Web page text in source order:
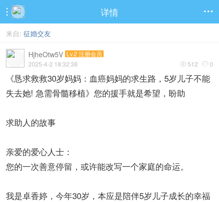
 详情 
来自: 征婚交友
HjheOtw5V Lv.2 注册会员
 512  0
2025-4-2 18:32:38
《恳求救救30岁妈妈：血癌妈妈的求生路，5岁儿子不能
失去她! 急需骨髓移植》您的援手就是希望，盼助
求助人的故事
亲爱的爱心人士：
您的一次善意停留，或许能改写一个家庭的命运。
我是卓香婷，今年30岁，本应是陪伴5岁儿子成长的幸福